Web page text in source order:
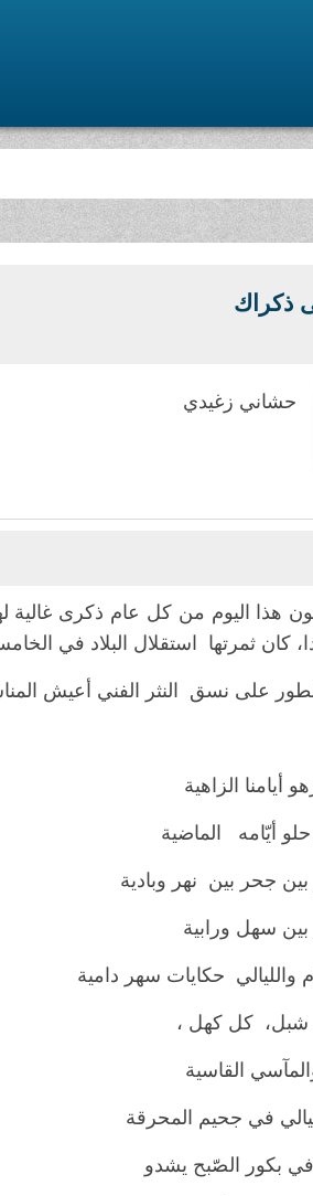
ذكراك
حشاني زغيدي
هذا اليوم من كل عام ذكرى غالية
استقلال البلاد في الخامس من جويلية عام 1962 وخرج
على نسق النثر الفني أعيش
الزاهية
أيّامه الماضية
بين جحر بين نهر وبادية
بين سهل ورابية
والليالي حكايات سهر دامية
كل كهل ،
القاسية
في جحيم المحرقة
في بكور الصّبح يشدو